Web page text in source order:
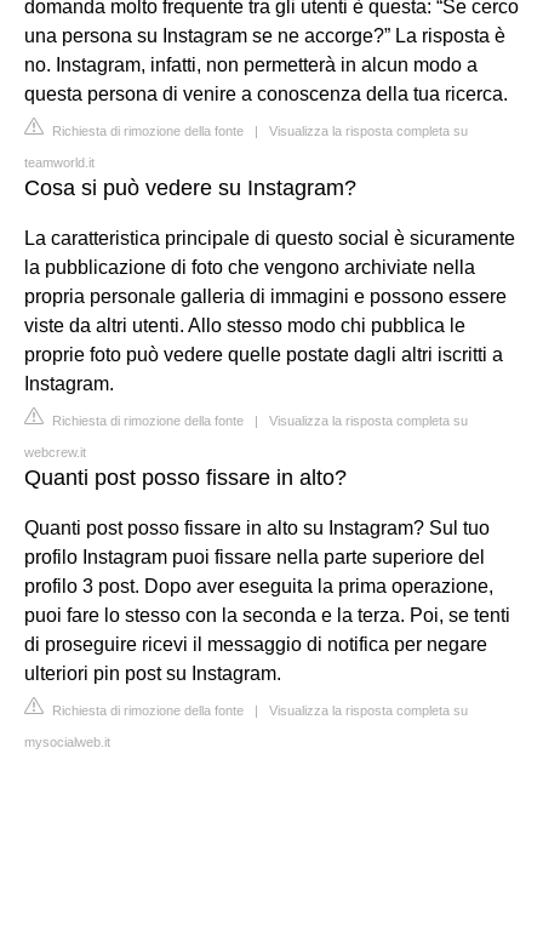
domanda molto frequente tra gli utenti è questa: “Se cerco
una persona su Instagram se ne accorge?” La risposta è
no. Instagram, infatti, non permetterà in alcun modo a
questa persona di venire a conoscenza della tua ricerca.
Richiesta di rimozione della fonte | Visualizza la risposta completa su
teamworld.it
Cosa si può vedere su Instagram?
La caratteristica principale di questo social è sicuramente
la pubblicazione di foto che vengono archiviate nella
propria personale galleria di immagini e possono essere
viste da altri utenti. Allo stesso modo chi pubblica le
proprie foto può vedere quelle postate dagli altri iscritti a
Instagram.
Richiesta di rimozione della fonte | Visualizza la risposta completa su
webcrew.it
Quanti post posso fissare in alto?
Quanti post posso fissare in alto su Instagram? Sul tuo
profilo Instagram puoi fissare nella parte superiore del
profilo 3 post. Dopo aver eseguita la prima operazione,
puoi fare lo stesso con la seconda e la terza. Poi, se tenti
di proseguire ricevi il messaggio di notifica per negare
ulteriori pin post su Instagram.
Richiesta di rimozione della fonte | Visualizza la risposta completa su
mysocialweb.it